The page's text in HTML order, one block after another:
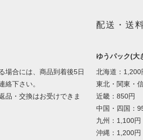
場合には、商品到着後5日
絡下さい。
品・交換はお受けできま
配送・送
ゆうパック(大
北海道：1,200
東北・関東・
近畿：850円
中国・四国：
九州：1,100円
沖縄：1,200円